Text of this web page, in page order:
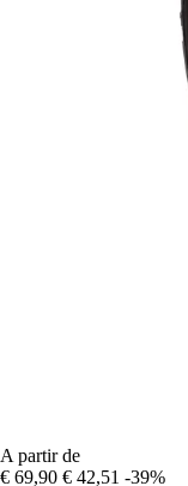
A partir de
€ 69,90 € 42,51 -39%